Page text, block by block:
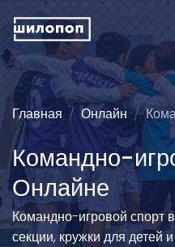
Главная Онлайн
Командно-
Онлайне
Командно-игровой спорт
секции, кружки для детей